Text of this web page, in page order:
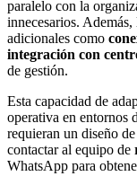
paralelo con la
innecesarios.
adicionales como
integración con
de gestión.
Esta capacidad de
operativa en entornos
requieran un diseño
contactar al equipo de
WhatsApp para